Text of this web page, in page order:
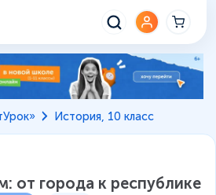
История, 10 класс
от города к республике